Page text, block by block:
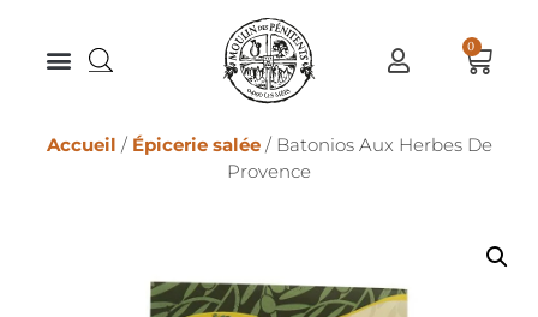
0
Accueil / Épicerie salée/ Batonios Aux Herbes De
Provence